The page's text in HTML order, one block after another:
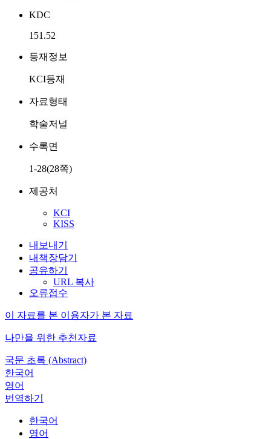
KDC
151.52
등재정보
KCI등재
자료형태
학술저널
수록면
1-28(28쪽)
제공처
KCI
KISS
내보내기
내책장담기
공유하기
URL 복사
오류접수
이 자료를 본 이용자가 본 자료
나만을 위한 추천자료
국문 초록 (Abstract)
한국어
영어
번역하기
한국어
영어